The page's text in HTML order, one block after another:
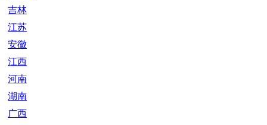
吉林
江苏
安徽
江西
河南
湖南
广西